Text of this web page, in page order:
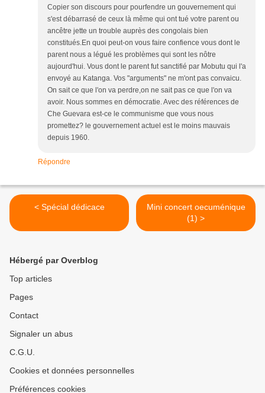
Copier son discours pour pourfendre un gouvernement qui
s'est débarrasé de ceux là même qui ont tué votre parent ou
ancêtre jette un trouble auprès des congolais bien
constitués.En quoi peut-on vous faire confience vous dont le
parent nous a légué les problèmes qui sont les nôtre
aujourd'hui. Vous dont le parent fut sanctifié par Mobutu qui l'a
envoyé au Katanga. Vos "arguments" ne m'ont pas convaicu.
On sait ce que l'on va perdre,on ne sait pas ce que l'on va
avoir. Nous sommes en démocratie. Avec des références de
Che Guevara est-ce le communisme que vous nous
promettez? le gouvernement actuel est le moins mauvais
depuis 1960.
Répondre
< Spécial dédicace
Mini concert oecuménique
(1) >
Hébergé par Overblog
Top articles
Pages
Contact
Signaler un abus
C.G.U.
Cookies et données personnelles
Préférences cookies